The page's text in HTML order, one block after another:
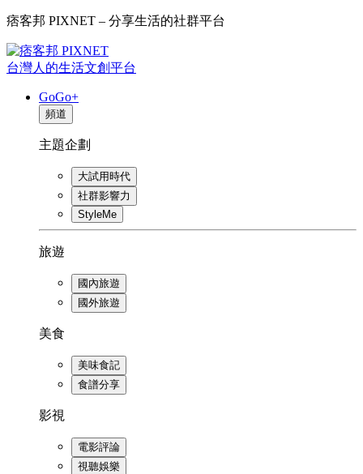
痞客邦 PIXNET – 分享生活的社群平台
台灣人的生活文創平台
GoGo+
頻道
主題企劃
大試用時代
社群影響力
StyleMe
旅遊
國內旅遊
國外旅遊
美食
美味食記
食譜分享
影視
電影評論
視聽娛樂